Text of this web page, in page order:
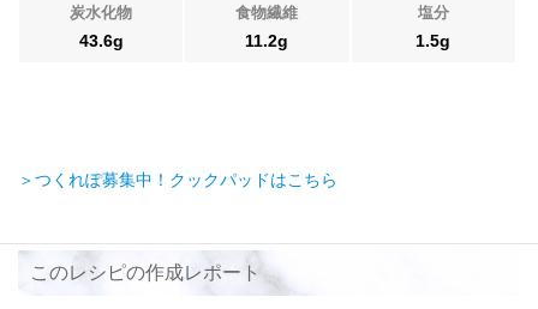
炭水化物
43.6g
食物繊維
11.2g
塩分
1.5g
＞つくれぽ募集中！クックパッドはこちら
このレシピの作成レポート